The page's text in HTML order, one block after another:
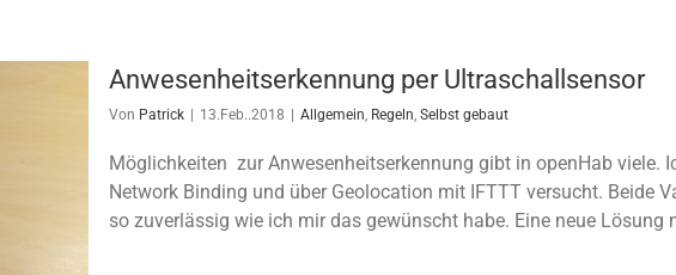
Anwesenheitserkennung per Ultraschallsensor
Von Patrick 13.Feb..2018 Allgemein, Regeln, Selbst gebaut
Möglichkeiten zur Anwesenheitserkennung gibt in openHab viele.
Network Binding und über Geolocation mit IFTTT versucht. Beide
so zuverlässig wie ich mir das gewünscht habe. Eine neue Lösung